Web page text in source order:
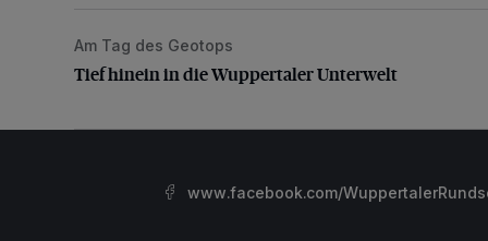
Tief hinein in die Wuppertaler Unterwelt
Am Tag des Geotops
Tief hinein in die Wuppertaler Unterwelt
www.facebook.com/